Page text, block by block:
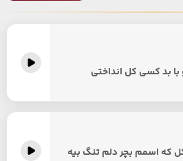
بد کسی کل انداختی
که اسمم بچر دلم تنگ بیه